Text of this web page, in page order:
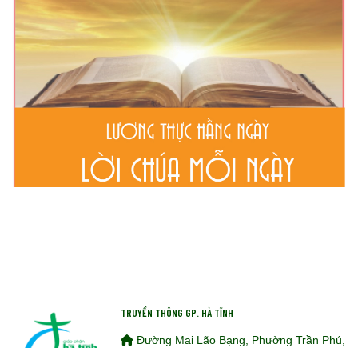
TRUYỀN THÔNG GP. HÀ TĨNH
Đường Mai Lão Bạng, Phường Trần Phú,